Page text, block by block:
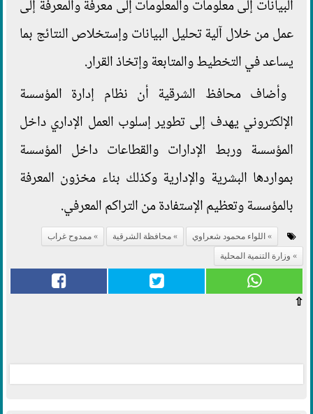
البيانات إلى معلومات والمعلومات إلى معرفة والمعرفة إلى
عمل من خلال آلية تحليل البيانات وإستخلاص النتائج بما
يساعد في التخطيط والمتابعة وإتخاذ القرار.
وأضاف محافظ الشرقية أن نظام إدارة المؤسسة
الإلكتروني يهدف إلى تطوير إسلوب العمل الإداري داخل
المؤسسة وربط الإدارات والقطاعات داخل المؤسسة
بمواردها البشرية والإدارية وكذلك بناء مخزون المعرفة
بالمؤسسة وتعظيم الإستفادة من التراكم المعرفي.
اللواء محمود شعراوي محافظة الشرقية
ممدوح غراب
وزارة التنمية المحلية
⇧